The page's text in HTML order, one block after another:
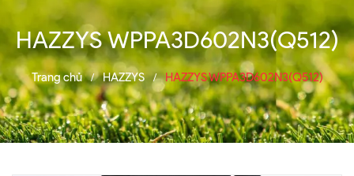
HAZZYS WPPA3D602N3(Q512)
Trang chủ / HAZZYS / HAZZYS WPPA3D602N3(Q512)